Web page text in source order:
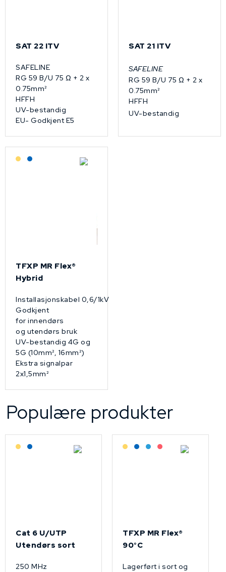
SAT 22 ITV
SAFELINE
RG 59 B/U 75 Ω + 2 x
0.75mm²
HFFH
UV-bestandig
EU- Godkjent E5
SAT 21 ITV
SAFELINE
RG 59 B/U 75 Ω + 2 x
0.75mm²
HFFH
UV-bestandig
Lagerført: Grossist
Lagerført: NEK Kabel
TFXP MR Flex®
Hybrid
Installasjonskabel 0,6/1kV
Godkjent
for innendørs
og utendørs bruk
UV-bestandig 4G og
5G (10mm², 16mm²)
Ekstra signalpar
2x1,5mm²
Populære produkter
Lagerført: Grossist
Lagerført: NEK Kabel
Cat 6 U/UTP
Utendørs sort
250 MHz
Lagerført: Grossist
Lagerført: NEK Kabel
Bestilling: 2-3 uker
På forespørsel
TFXP MR Flex®
90°C
Lagerført i sort og